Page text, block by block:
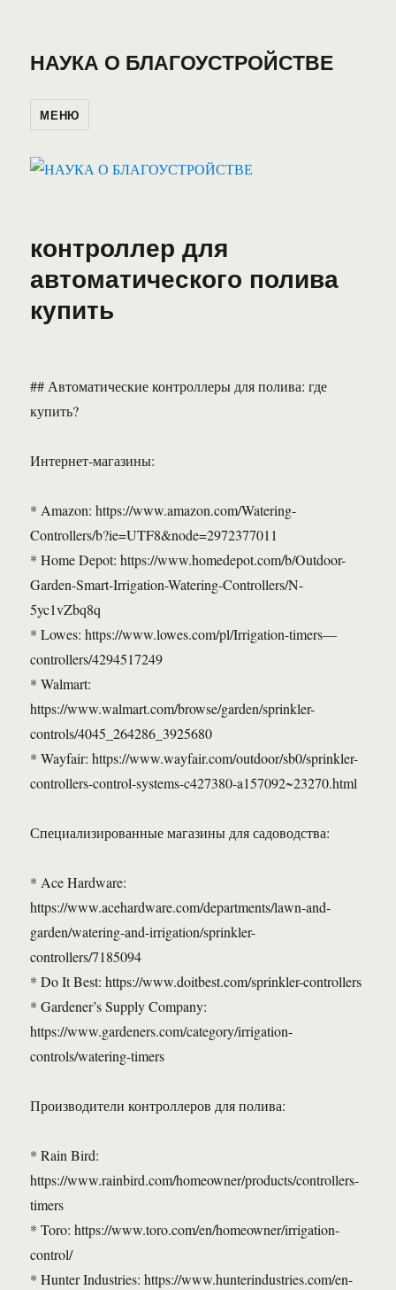
НАУКА О БЛАГОУСТРОЙСТВЕ
МЕНЮ
контроллер для
автоматического полива
купить
## Автоматические контроллеры для полива: где
купить?
Интернет-магазины:
* Amazon: https://www.amazon.com/Watering-
Controllers/b?ie=UTF8&node=2972377011
* Home Depot: https://www.homedepot.com/b/Outdoor-
Garden-Smart-Irrigation-Watering-Controllers/N-
5yc1vZbq8q
* Lowes: https://www.lowes.com/pl/Irrigation-timers—
controllers/4294517249
* Walmart:
https://www.walmart.com/browse/garden/sprinkler-
controls/4045_264286_3925680
* Wayfair: https://www.wayfair.com/outdoor/sb0/sprinkler-
controllers-control-systems-c427380-a157092~23270.html
Специализированные магазины для садоводства:
* Ace Hardware:
https://www.acehardware.com/departments/lawn-and-
garden/watering-and-irrigation/sprinkler-
controllers/7185094
* Do It Best: https://www.doitbest.com/sprinkler-controllers
* Gardener’s Supply Company:
https://www.gardeners.com/category/irrigation-
controls/watering-timers
Производители контроллеров для полива:
* Rain Bird:
https://www.rainbird.com/homeowner/products/controllers-
timers
* Toro: https://www.toro.com/en/homeowner/irrigation-
control/
* Hunter Industries: https://www.hunterindustries.com/en-